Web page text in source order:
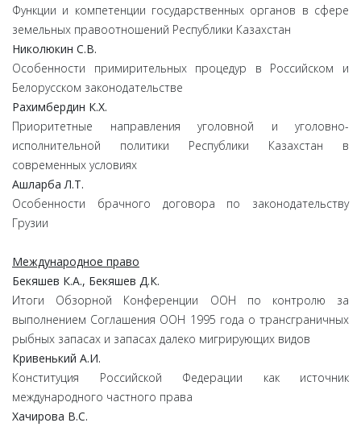
Функции и компетенции государственных органов в сфере
земельных правоотношений Республики Казахстан
Николюкин С.В.
Особенности примирительных процедур в Российском и
Белорусском законодательстве
Рахимбердин К.Х.
Приоритетные направления уголовной и уголовно-
исполнительной политики Республики Казахстан в
современных условиях
Ашларба Л.Т.
Особенности брачного договора по законодательству
Грузии
Международное право
Бекяшев К.А., Бекяшев Д.К.
Итоги Обзорной Конференции ООН по контролю за
выполнением Соглашения ООН 1995 года о трансграничных
рыбных запасах и запасах далеко мигрирующих видов
Кривенький А.И.
Конституция Российской Федерации как источник
международного частного права
Хачирова В.С.